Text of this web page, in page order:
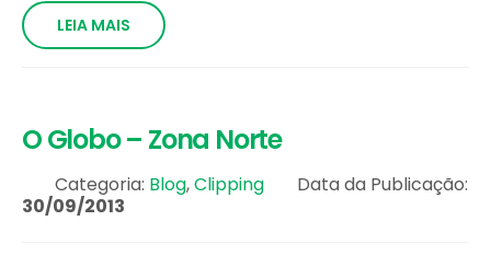
LEIA MAIS
O Globo – Zona Norte
Categoria: Blog,Clipping
Data da Publicação:
30/09/2013